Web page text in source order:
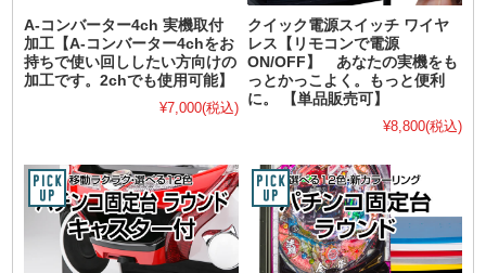
A-コンバーター4ch 実機取付
加工【A-コンバーター4chをお
持ちで使い回ししたい方向けの
加工です。2chでも使用可能】
¥7,000(税込)
クイック電源スイッチ ワイヤ
レス【リモコンで電源
ON/OFF】 あなたの実機をも
っとかっこよく。もっと便利
に。 【単品販売可】
¥8,800(税込)